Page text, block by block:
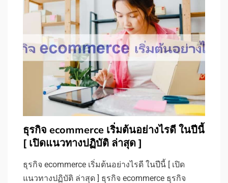
ธุรกิจ ecommerce เริ่มต้นอย่างไรดี ในปีนี้
[ เปิดแนวทางปฏิบัติ ล่าสุด ]
ธุรกิจ ecommerce เริ่มต้นอย่างไรดี ในปีนี้ [ เปิด
แนวทางปฏิบัติ ล่าสุด ] ธุรกิจ ecommerce ธุรกิจ